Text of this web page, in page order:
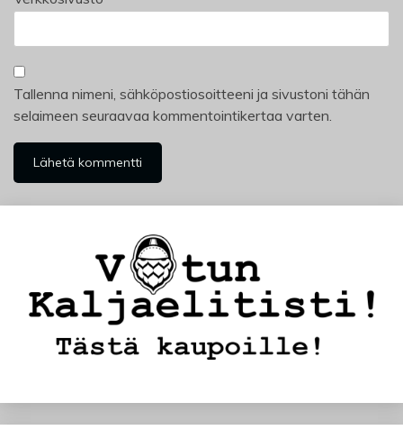
Tallenna nimeni, sähköpostiosoitteeni ja sivustoni tähän
selaimeen seuraavaa kommentointikertaa varten.